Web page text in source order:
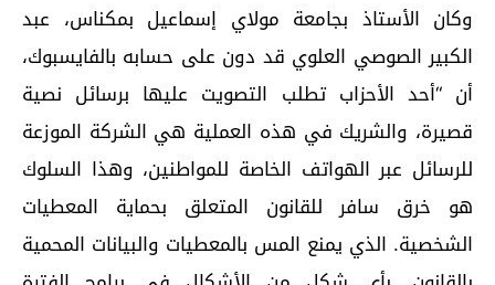
وكان الأستاذ بجامعة مولاي إسماعيل بمكناس، عبد
الكبير الصوصي العلوي قد دون على حسابه بالفايسبوك،
أن “أحد الأحزاب تطلب التصويت عليها برسائل نصية
قصيرة، والشريك في هذه العملية هي الشركة الموزعة
للرسائل عبر الهواتف الخاصة للمواطنين، وهذا السلوك
هو خرق سافر للقانون المتعلق بحماية المعطيات
الشخصية. الذي يمنع المس بالمعطيات والبيانات المحمية